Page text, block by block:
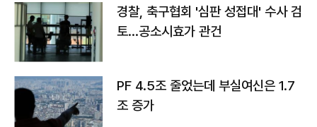
경찰, 축구협회 '심판 성접대' 수사 검
토…공소시효가 관건
PF 4.5조 줄었는데 부실여신은 1.7
조 증가